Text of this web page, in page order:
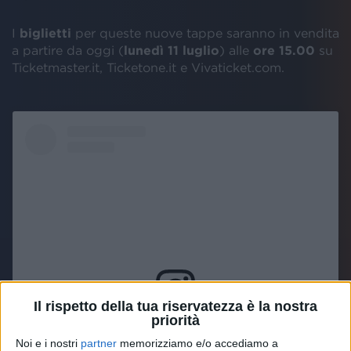
Il rispetto della tua riservatezza è la nostra
priorità
Noi e i nostri partner memorizziamo e/o accediamo a
I biglietti per queste nuove tappe saranno in vendita
a partire da oggi (lunedì 11 luglio) alle ore 15.00 su
Ticketmaster.it, Ticketone.it e Vivaticket.com.
Visualizza questo post su Instagram